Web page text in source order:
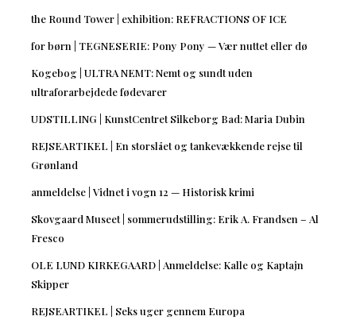
the Round Tower | exhibition: REFRACTIONS OF ICE
for børn | TEGNESERIE: Pony Pony — Vær nuttet eller dø
Kogebog | ULTRA NEMT: Nemt og sundt uden
ultraforarbejdede fødevarer
UDSTILLING | KunstCentret Silkeborg Bad: Maria Dubin
REJSEARTIKEL | En storslået og tankevækkende rejse til
Grønland
anmeldelse | Vidnet i vogn 12 — Historisk krimi
Skovgaard Museet | sommerudstilling: Erik A. Frandsen – Al
Fresco
OLE LUND KIRKEGAARD | Anmeldelse: Kalle og Kaptajn
Skipper
REJSEARTIKEL | Seks uger gennem Europa